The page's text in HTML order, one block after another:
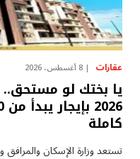
عقارات 8 أغسطس، 2026
يا بختك لو مستحق..
كاملة
تستعد وزارة الإسكان